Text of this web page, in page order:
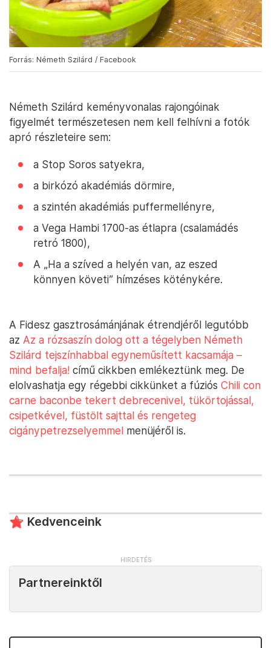
Forrás: Németh Szilárd / Facebook
Németh Szilárd keményvonalas rajongóinak
figyelmét természetesen nem kell felhívni a fotók
apró részleteire sem:
a Stop Soros satyekra,
a birkózó akadémiás dörmire,
a szintén akadémiás puffermellényre,
a Vega Hambi 1700-as étlapra (csalamádés
retró 1800),
A „Ha a szíved a helyén van, az eszed
könnyen követi” hímzéses köténykére.
A Fidesz gasztrosámánjának étrendjéről legutóbb
az Az a rózsaszín dolog ott a tégelyben Németh
Szilárd tejszínhabbal egyneműsített kacsamája –
mind befalja! című cikkben emlékeztünk meg. De
elolvashatja egy régebbi cikkünket a fúziós Chili con
carne baconbe tekert debrecenivel, tükörtojással,
csipetkével, füstölt sajttal és rengeteg
cigánypetrezselyemmel menüjéről is.
Kedvenceink
Partnereinktől